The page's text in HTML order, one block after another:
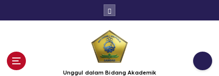
Unggul dalam Bidang Akademik